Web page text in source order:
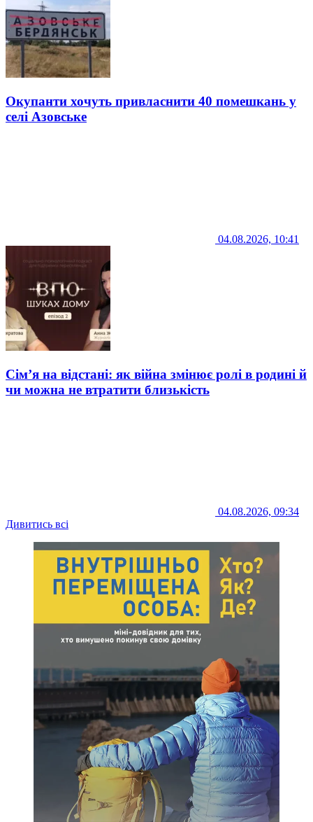
Окупанти хочуть привласнити 40 помешкань у
селі Азовське
04.08.2026, 10:41
Сім’я на відстані: як війна змінює ролі в родині й
чи можна не втратити близькість
04.08.2026, 09:34
Дивитись всі